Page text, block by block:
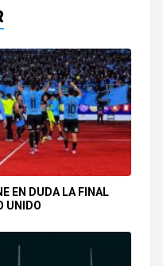
EN DUDA LA FINAL
UNIDO